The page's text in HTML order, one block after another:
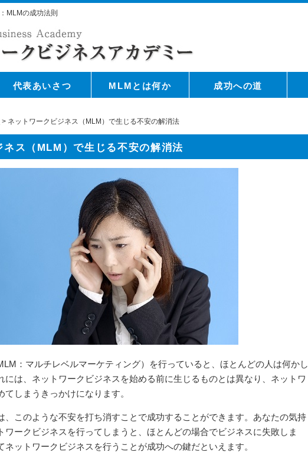
MLMの成功法則
代表あいさつ MLMとは何か 成功への道
> ネットワークビジネス（MLM）で生じる不安の解消法
ネス（MLM）で生じる不安の解消法
：マルチレベルマーケティング）を行っていると、ほとんどの人は何かし
には、ネットワークビジネスを始める前に生じるものとは異なり、ネットワ
しまうきっかけになります。
、このような不安を打ち消すことで成功することができます。あなたの気持
ワークビジネスを行ってしまうと、ほとんどの場合でビジネスに失敗しま
ットワークビジネスを行うことが成功への鍵だといえます。